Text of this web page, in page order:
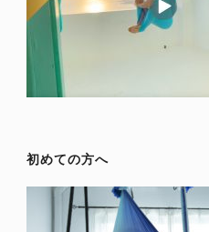
初めての方へ